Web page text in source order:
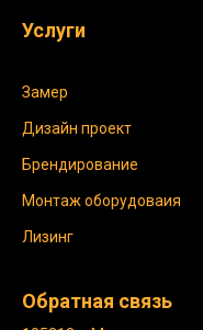
Обратная связь
Услуги
Замер
Монтаж оборудоваия
Дизайн проект
Лизинг
Брендирование